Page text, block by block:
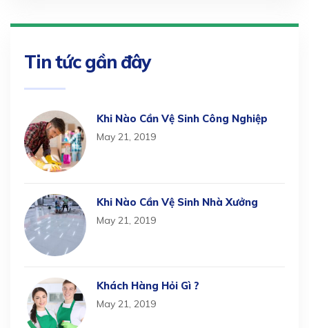
Tin tức gần đây
Khi Nào Cần Vệ Sinh Công Nghiệp
May 21, 2019
Khi Nào Cần Vệ Sinh Nhà Xưởng
May 21, 2019
Khách Hàng Hỏi Gì ?
May 21, 2019